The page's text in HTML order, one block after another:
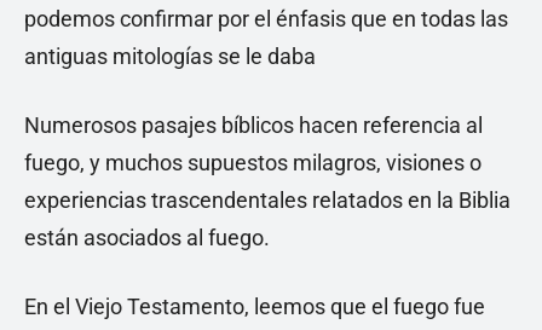
podemos confirmar por el énfasis que en todas las
antiguas mitologías se le daba
Numerosos pasajes bíblicos hacen referencia al
fuego, y muchos supuestos milagros, visiones o
experiencias trascendentales relatados en la Biblia
están asociados al fuego.
En el Viejo Testamento, leemos que el fuego fue